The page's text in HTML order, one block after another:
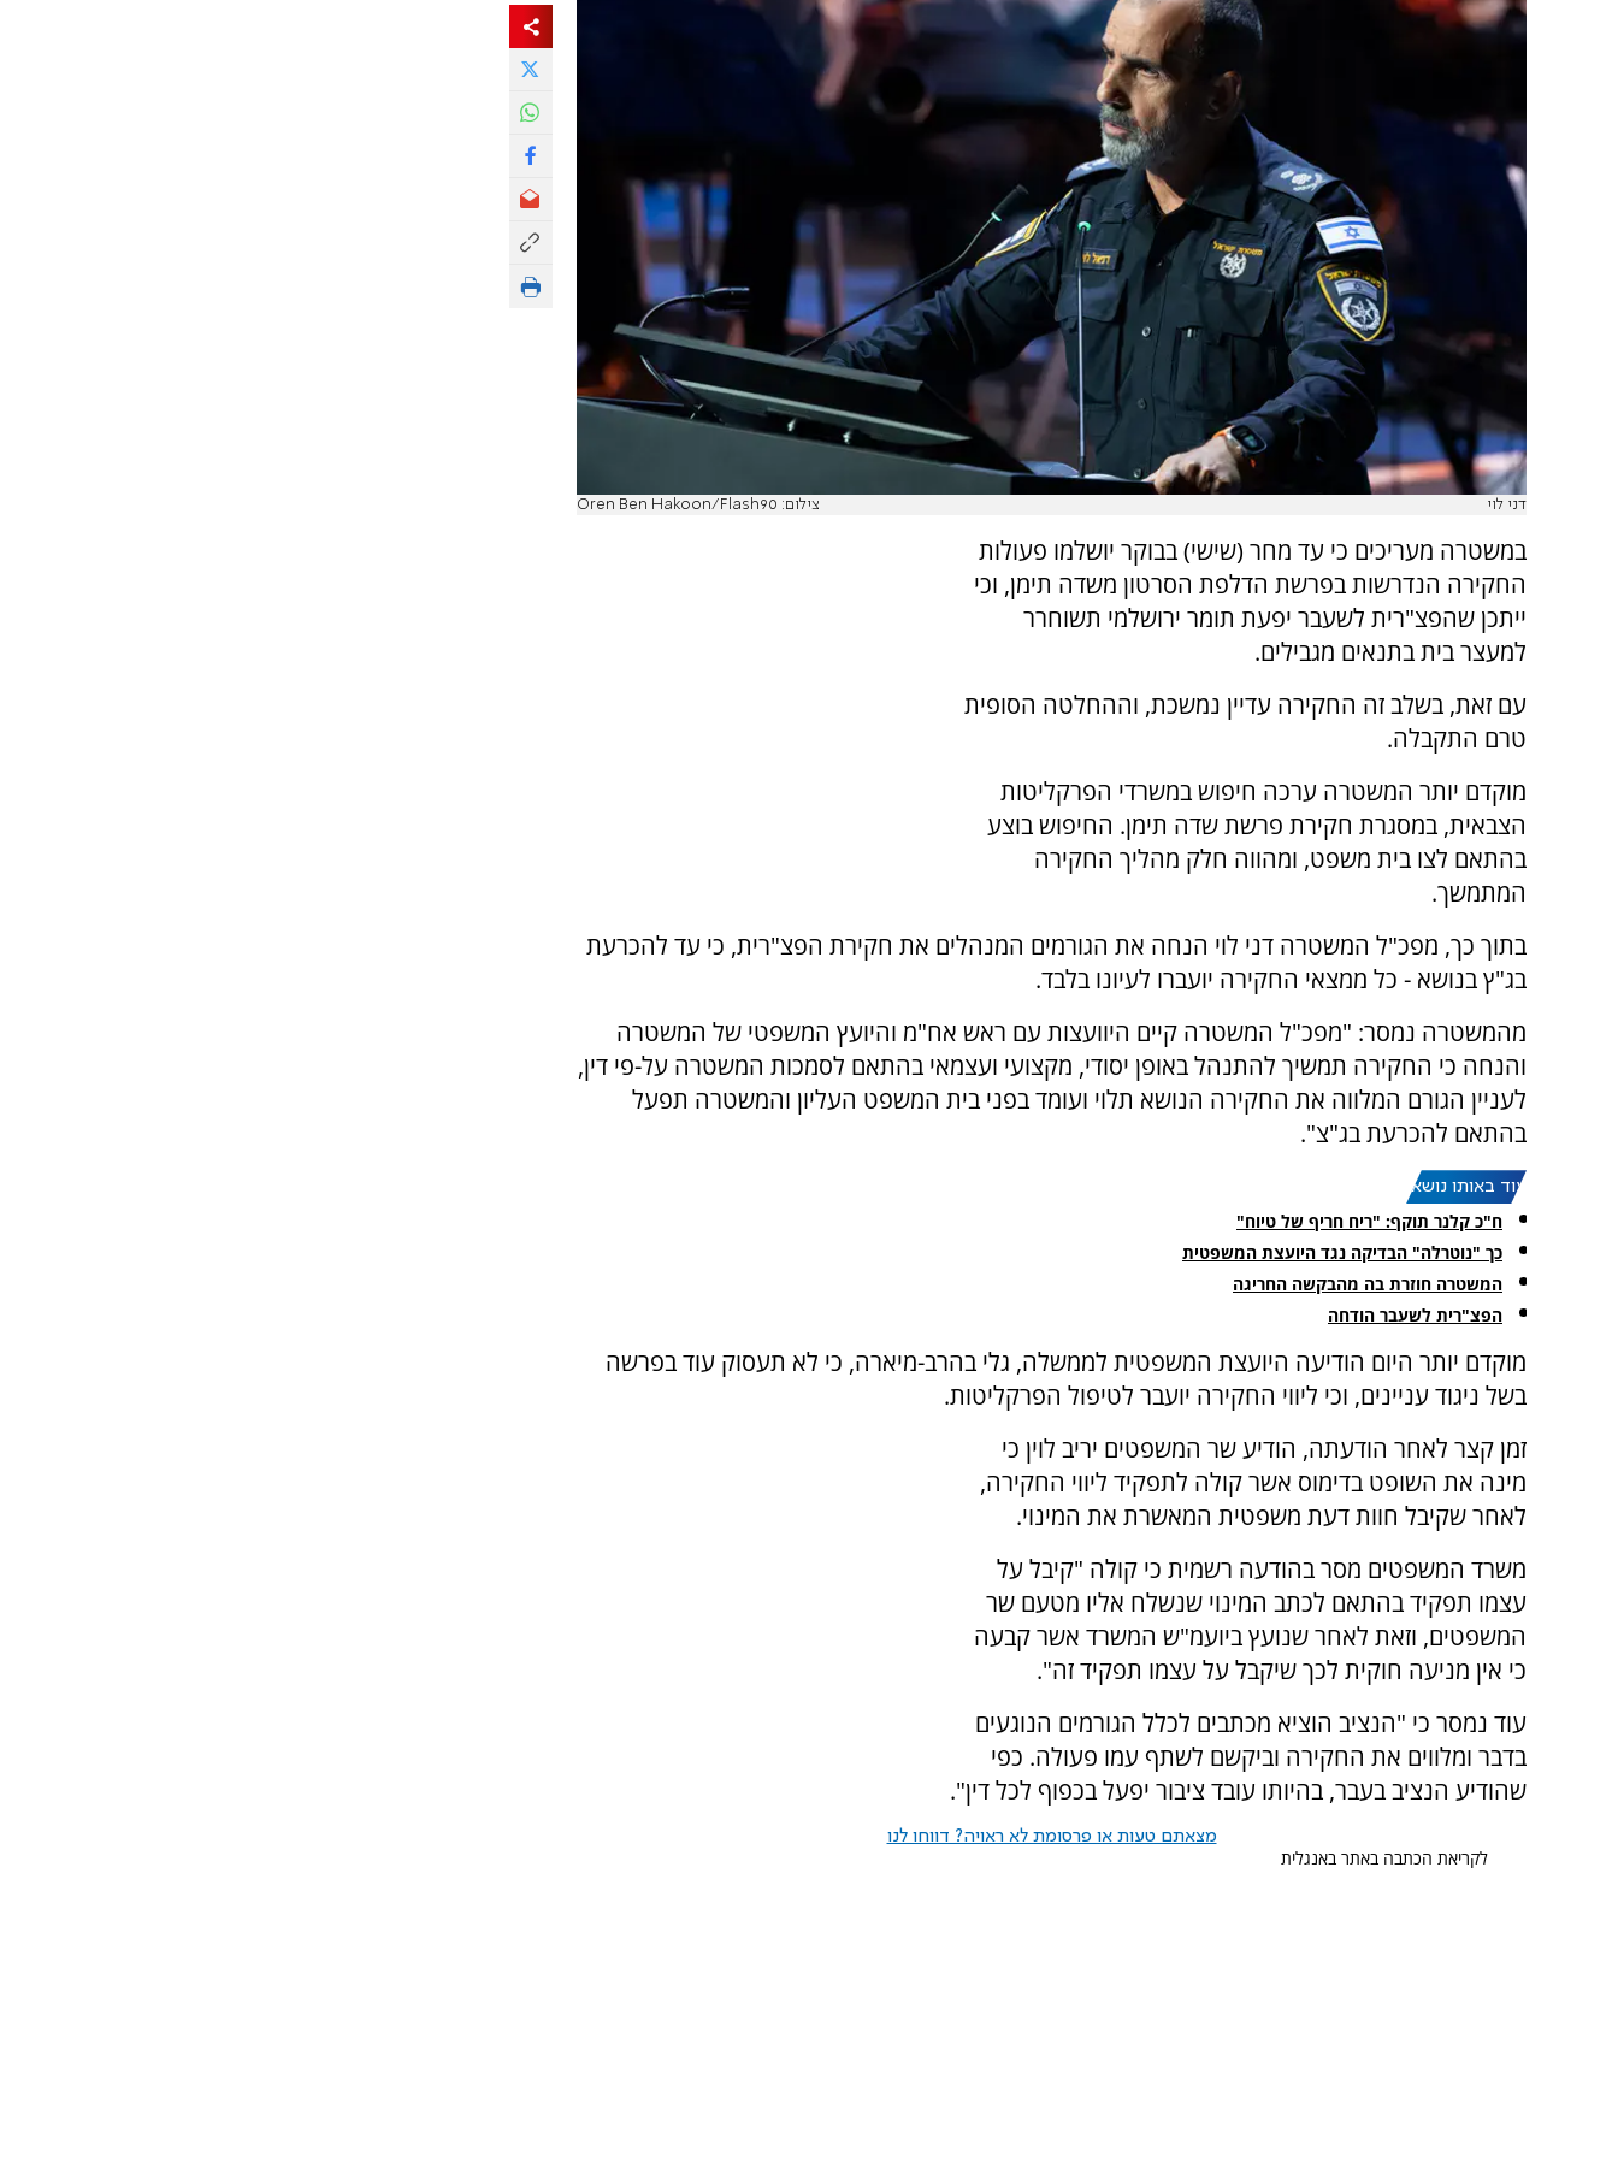
דני לוי צילום: Oren Ben Hakoon/Flash90
במשטרה מעריכים כי עד מחר (שישי) בבוקר יושלמו פעולות
החקירה הנדרשות בפרשת הדלפת הסרטון משדה תימן, וכי
ייתכן שהפצ"רית לשעבר יפעת תומר ירושלמי תשוחרר
למעצר בית בתנאים מגבילים.
עם זאת, בשלב זה החקירה עדיין נמשכת, וההחלטה הסופית
טרם התקבלה.
מוקדם יותר המשטרה ערכה חיפוש במשרדי הפרקליטות
הצבאית, במסגרת חקירת פרשת שדה תימן. החיפוש בוצע
בהתאם לצו בית משפט, ומהווה חלק מהליך החקירה
המתמשך.
בתוך כך, מפכ"ל המשטרה דני לוי הנחה את הגורמים המנהלים את חקירת הפצ"רית, כי עד להכרעת
בג"ץ בנושא - כל ממצאי החקירה יועברו לעיונו בלבד.
מהמשטרה נמסר: "מפכ"ל המשטרה קיים היוועצות עם ראש אח"מ והיועץ המשפטי של המשטרה
והנחה כי החקירה תמשיך להתנהל באופן יסודי, מקצועי ועצמאי בהתאם לסמכות המשטרה על-פי דין,
לעניין הגורם המלווה את החקירה הנושא תלוי ועומד בפני בית המשפט העליון והמשטרה תפעל
בהתאם להכרעת בג"צ".
עוד באותו נושא:
ח"כ קלנר תוקף: "ריח חריף של טיוח"
כך "נוטרלה" הבדיקה נגד היועצת המשפטית
המשטרה חוזרת בה מהבקשה החריגה
הפצ"רית לשעבר הודחה
מוקדם יותר היום הודיעה היועצת המשפטית לממשלה, גלי בהרב-מיארה, כי לא תעסוק עוד בפרשה
בשל ניגוד עניינים, וכי ליווי החקירה יועבר לטיפול הפרקליטות.
זמן קצר לאחר הודעתה, הודיע שר המשפטים יריב לוין כי
מינה את השופט בדימוס אשר קולה לתפקיד ליווי החקירה,
לאחר שקיבל חוות דעת משפטית המאשרת את המינוי.
משרד המשפטים מסר בהודעה רשמית כי קולה "קיבל על
עצמו תפקיד בהתאם לכתב המינוי שנשלח אליו מטעם שר
המשפטים, וזאת לאחר שנועץ ביועמ"ש המשרד אשר קבעה
כי אין מניעה חוקית לכך שיקבל על עצמו תפקיד זה".
עוד נמסר כי "הנציב הוציא מכתבים לכלל הגורמים הנוגעים
בדבר ומלווים את החקירה וביקשם לשתף עמו פעולה. כפי
שהודיע הנציב בעבר, בהיותו עובד ציבור יפעל בכפוף לכל דין".
מצאתם טעות או פרסומת לא ראויה? דווחו לנו
לקריאת הכתבה באתר באנגלית